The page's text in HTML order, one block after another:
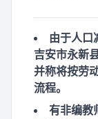
由于人口
吉安市永新
并称将按劳
流程。
有非编教